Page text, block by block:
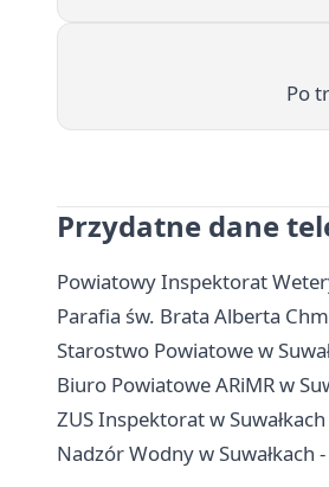
Po
Przydatne dane
Powiatowy Inspektorat
Parafia św. Brata Alberta
Starostwo Powiatowe w
Biuro Powiatowe ARiMR w
ZUS Inspektorat w
Nadzór Wodny w